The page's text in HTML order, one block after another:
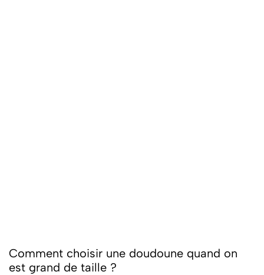
Comment choisir une doudoune quand on
est grand de taille ?